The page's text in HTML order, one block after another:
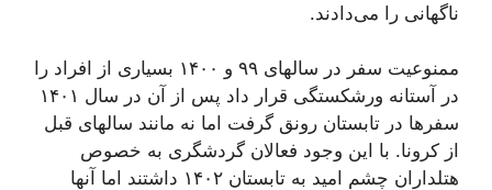
ناگهانی را می‌دادند.
ممنوعیت سفر در سالهای ۹۹ و ۱۴۰۰ بسیاری از افراد را
در آستانه ورشکستگی قرار داد پس از آن در سال ۱۴۰۱
سفرها در تابستان رونق گرفت اما نه مانند سالهای قبل
از کرونا. با این وجود فعالان گردشگری به خصوص
هتلداران چشم امید به تابستان ۱۴۰۲ داشتند اما آنها